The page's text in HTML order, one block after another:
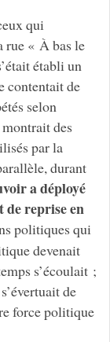
qui
rue « À bas le
établi un
contentait de
selon
des
par la
durant
a déployé
de reprise en
politiques qui
devenait
s’écoulait ;
de
force politique